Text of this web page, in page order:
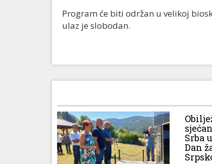
Program će biti održan u velikoj
ulaz je slobodan.
Srba
Dan